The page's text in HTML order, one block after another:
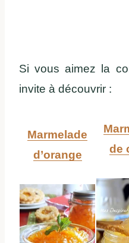
Si vous aimez la
invite à découvrir :
Marmelade
d’orange
de